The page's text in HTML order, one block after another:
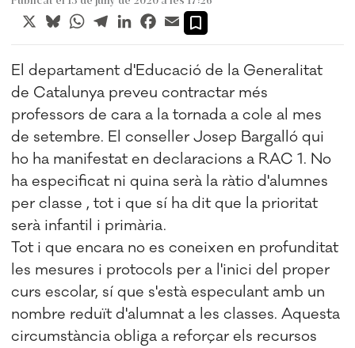
X BlueskyWhatsApp
TelegramLinkedInFacebook
Email
El departament d'Educació de la Generalitat
de Catalunya preveu contractar més
professors de cara a la tornada a cole al mes
de setembre. El conseller Josep Bargalló qui
ho ha manifestat en declaracions a RAC 1. No
ha especificat ni quina serà la ràtio d'alumnes
per classe , tot i que sí ha dit que la prioritat
serà infantil i primària.
Tot i que encara no es coneixen en profunditat
les mesures i protocols per a l'inici del proper
curs escolar, sí que s'està especulant amb un
nombre reduït d'alumnat a les classes. Aquesta
circumstància obliga a reforçar els recursos